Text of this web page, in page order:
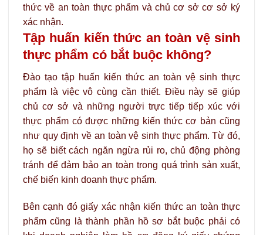
thức về an toàn thực phẩm và chủ cơ sở cơ sở ký
xác nhận.
Tập huấn kiến thức an toàn vệ sinh
thực phẩm có bắt buộc không?
Đào tạo tập huấn kiến thức an toàn vệ sinh thực
phẩm là việc vô cùng cần thiết. Điều này sẽ giúp
chủ cơ sở và những người trực tiếp tiếp xúc với
thực phẩm có được những kiến thức cơ bản cũng
như quy định về an toàn vệ sinh thực phẩm. Từ đó,
họ sẽ biết cách ngăn ngừa rủi ro, chủ động phòng
tránh để đảm bảo an toàn trong quá trình sản xuất,
chế biến kinh doanh thực phẩm.
Bên cạnh đó giấy xác nhận kiến thức an toàn thực
phẩm cũng là thành phần hồ sơ bắt buộc phải có